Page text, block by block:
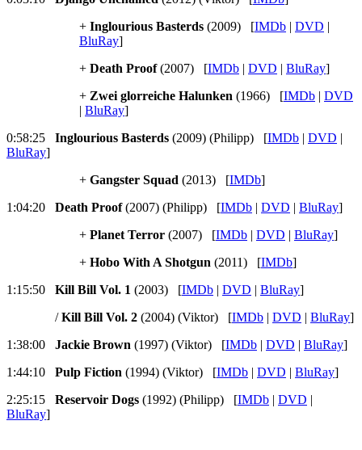
+ Inglourious Basterds (2009) [IMDb | DVD |
BluRay]
+ Death Proof(2007) [IMDb | DVD | BluRay]
+ Zwei glorreiche Halunken (1966) [IMDb | DVD
| BluRay]
0:58:25 Inglourious Basterds (2009) (Philipp) [IMDb | DVD |
BluRay]
+ Gangster Squad (2013) [IMDb]
1:04:20 Death Proof(2007) (Philipp) [IMDb | DVD | BluRay]
+ Planet Terror (2007) [IMDb | DVD | BluRay]
+ Hobo With A Shotgun (2011) [IMDb]
1:15:50 Kill Bill Vol. 1 (2003) [IMDb | DVD | BluRay]
/Kill Bill Vol. 2 (2004) (Viktor) [IMDb | DVD | BluRay]
1:38:00 Jackie Brown (1997) (Viktor) [IMDb | DVD | BluRay]
1:44:10 Pulp Fiction (1994) (Viktor) [IMDb | DVD | BluRay]
2:25:15 Reservoir Dogs (1992) (Philipp) [IMDb | DVD |
BluRay]